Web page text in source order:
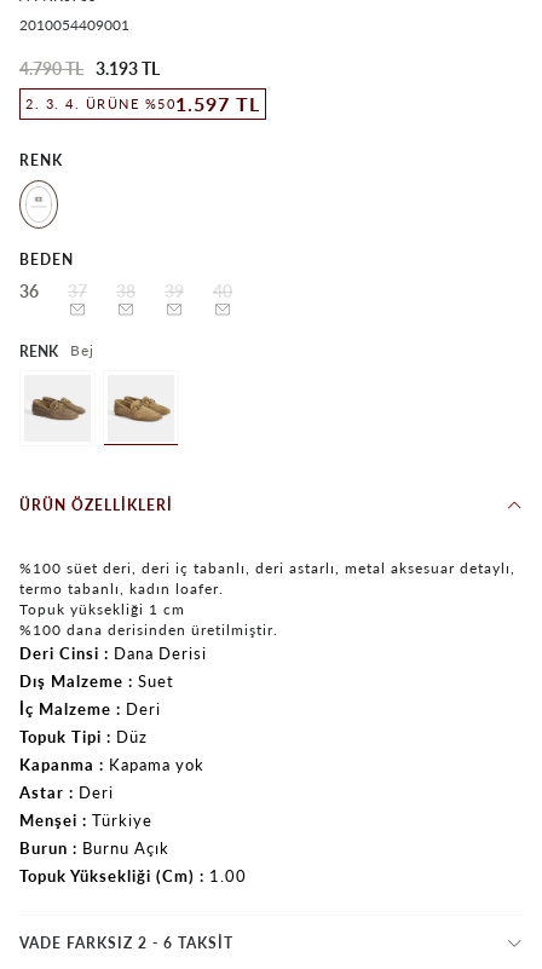
2010054409001
4.790 TL 3.193 TL
2. 3. 4. ÜRÜNE %501.597 TL
RENK
BEDEN
36 37 38 39 40
RENK Bej
ÜRÜN ÖZELLIKLERI
%100 süet deri, deri iç tabanlı, deri astarlı, metal aksesuar detaylı,
termo tabanlı, kadın loafer.
Topuk yüksekliği 1 cm
%100 dana derisinden üretilmiştir.
Deri Cinsi
Dana Derisi
Dış Malzeme
Suet
İç Malzeme
Deri
Topuk Tipi
Düz
Kapanma
Kapama yok
Astar
Deri
Menşei
Türkiye
Burun
Burnu Açık
Topuk Yüksekliği (Cm)
1.00
VADE FARKSIZ 2 - 6 TAKSIT